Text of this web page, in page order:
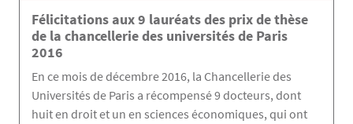
Félicitations aux 9 lauréats des prix de thèse
de la chancellerie des universités de Paris
2016
En ce mois de décembre 2016, la Chancellerie des
Universités de Paris a récompensé 9 docteurs, dont
huit en droit et un en sciences économiques, qui ont